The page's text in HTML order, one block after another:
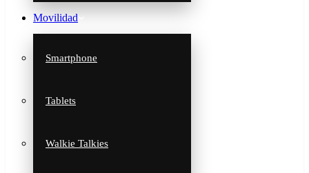
Movilidad
Smartphone
Tablets
Walkie Talkies